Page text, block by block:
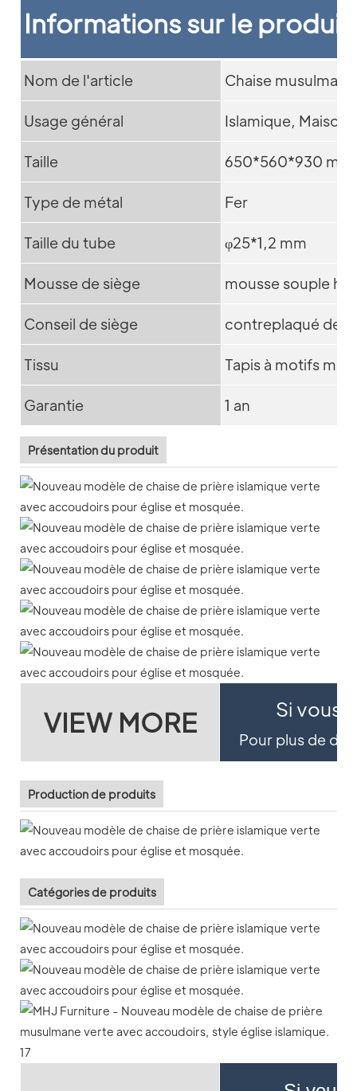
Informations sur le produit
Nom de l'article Chaise musulmane
Usage général Islamique,
Taille 650*560*930 mm
Type de métal Fer
Taille du tube φ25*1,2 mm
Mousse de siège mousse souple
Conseil de siège contreplaqué de
Tissu Tapis à motifs
Garantie 1 an
Présentation du produit
VIEW MORE Si vous
Pour plus de
Production de produits
Catégories de produits